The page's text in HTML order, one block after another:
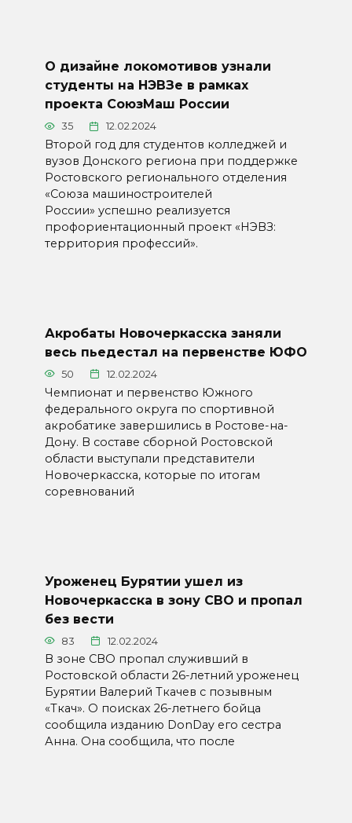
О дизайне локомотивов узнали
студенты на НЭВЗе в рамках
проекта СоюзМаш России
35 12.02.2024
Второй год для студентов колледжей и
вузов Донского региона при поддержке
Ростовского регионального отделения
«Союза машиностроителей
России» успешно реализуется
профориентационный проект «НЭВЗ:
территория профессий».
Акробаты Новочеркасска заняли
весь пьедестал на первенстве ЮФО
50 12.02.2024
Чемпионат и первенство Южного
федерального округа по спортивной
акробатике завершились в Ростове-на-
Дону. В составе сборной Ростовской
области выступали представители
Новочеркасска, которые по итогам
соревнований
Уроженец Бурятии ушел из
Новочеркасска в зону СВО и пропал
без вести
83 12.02.2024
В зоне СВО пропал служивший в
Ростовской области 26-летний уроженец
Бурятии Валерий Ткачев с позывным
«Ткач». О поисках 26-летнего бойца
сообщила изданию DonDay его сестра
Анна. Она сообщила, что после